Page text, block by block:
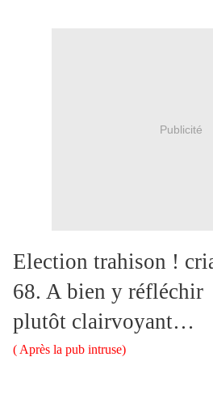
Publicité
Election trahison !
68. A bien y réfléchir
plutôt clairvoyant…
( Après la pub intruse)